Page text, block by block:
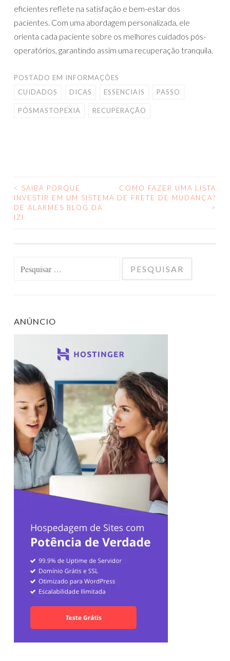
eficientes reflete na satisfação e bem-estar dos
pacientes. Com uma abordagem personalizada, ele
orienta cada paciente sobre os melhores cuidados pós-
operatórios, garantindo assim uma recuperação tranquila.
POSTADO EM INFORMAÇÕES
CUIDADOS
DICAS ESSENCIAIS PASSO
PÓSMASTOPEXIA RECUPERAÇÃO
NAVEGAÇÃO
DE
<
SAIBA PORQUE
INVESTIR EM UM SISTEMA
DE ALARMES BLOG DA
IZI
COMO FAZER UMA LISTA
DE FRETE DE MUDANÇA?
>
ANÚNCIO